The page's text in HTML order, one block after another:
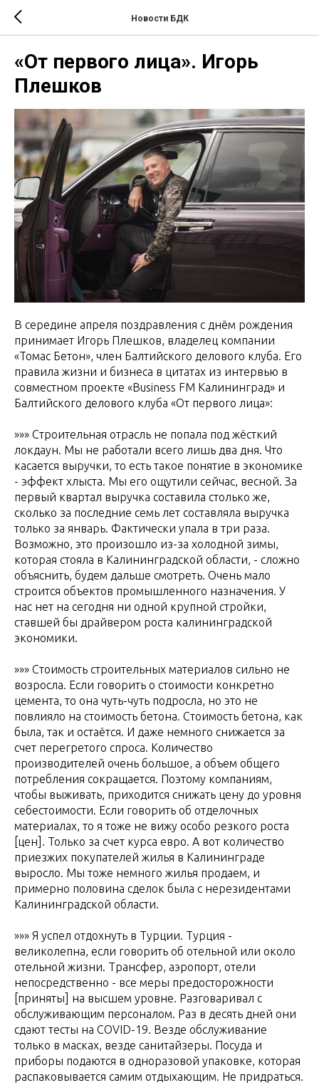
Новости БДК
«От первого лица». Игорь
Плешков
В середине апреля поздравления с днём рождения
принимает Игорь Плешков, владелец компании
«Томас Бетон», член Балтийского делового клуба. Его
правила жизни и бизнеса в цитатах из интервью в
совместном проекте «Business FM Калининград» и
Балтийского делового клуба «От первого лица»:
»»» Строительная отрасль не попала под жёсткий
локдаун. Мы не работали всего лишь два дня. Что
касается выручки, то есть такое понятие в экономике
- эффект хлыста. Мы его ощутили сейчас, весной. За
первый квартал выручка составила столько же,
сколько за последние семь лет составляла выручка
только за январь. Фактически упала в три раза.
Возможно, это произошло из-за холодной зимы,
которая стояла в Калининградской области, - сложно
объяснить, будем дальше смотреть. Очень мало
строится объектов промышленного назначения. У
нас нет на сегодня ни одной крупной стройки,
ставшей бы драйвером роста калининградской
экономики.
»»» Стоимость строительных материалов сильно не
возросла. Если говорить о стоимости конкретно
цемента, то она чуть-чуть подросла, но это не
повлияло на стоимость бетона. Стоимость бетона, как
была, так и остаётся. И даже немного снижается за
счет перегретого спроса. Количество
производителей очень большое, а объем общего
потребления сокращается. Поэтому компаниям,
чтобы выживать, приходится снижать цену до уровня
себестоимости. Если говорить об отделочных
материалах, то я тоже не вижу особо резкого роста
[цен]. Только за счет курса евро. А вот количество
приезжих покупателей жилья в Калининграде
выросло. Мы тоже немного жилья продаем, и
примерно половина сделок была с нерезидентами
Калининградской области.
»»» Я успел отдохнуть в Турции. Турция -
великолепна, если говорить об отельной или около
отельной жизни. Трансфер, аэропорт, отели
непосредственно - все меры предосторожности
[приняты] на высшем уровне. Разговаривал с
обслуживающим персоналом. Раз в десять дней они
сдают тесты на COVID-19. Везде обслуживание
только в масках, везде санитайзеры. Посуда и
приборы подаются в одноразовой упаковке, которая
распаковывается самим отдыхающим. Не придраться.